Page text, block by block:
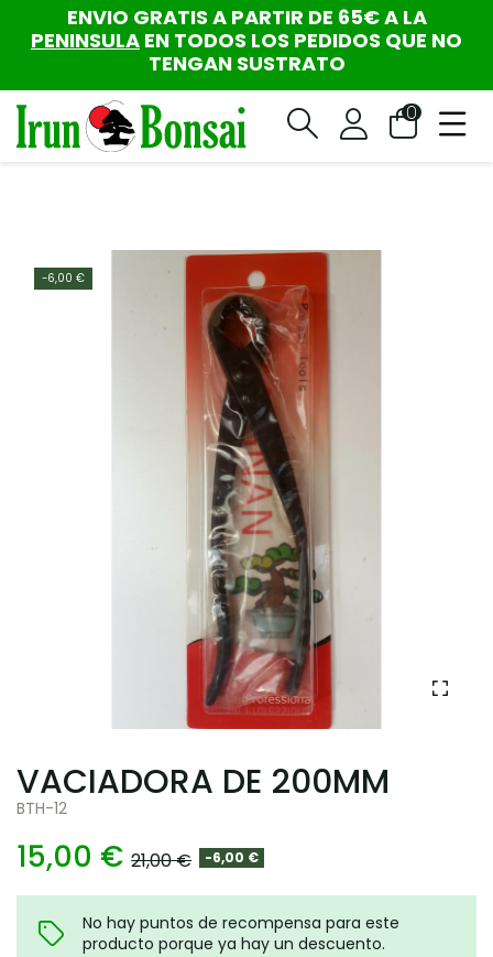
ENVIO GRATIS A PARTIR DE 65€ A LA
PENINSULA EN TODOS LOS PEDIDOS QUE NO
TENGAN SUSTRATO
0
-6,00 €
VACIADORA DE 200MM
BTH-12
15,00 € 21,00 € -6,00 €
No hay puntos de recompensa para este
producto porque ya hay un descuento.